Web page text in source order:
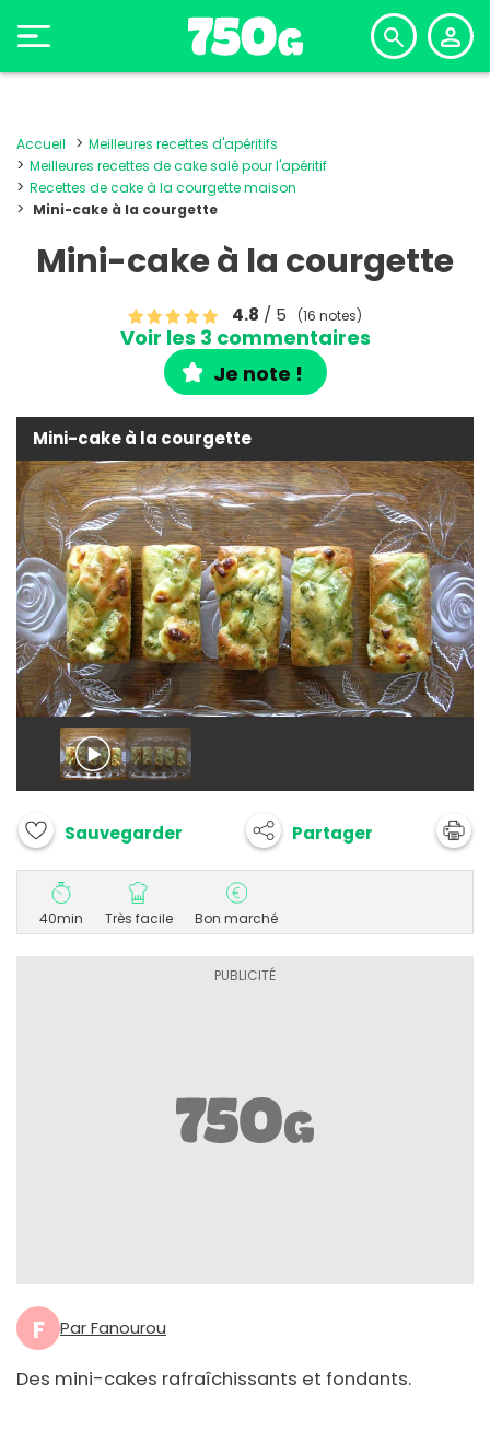
Accueil
Meilleures recettes d'apéritifs
Meilleures recettes de cake salé pour l'apéritif
Recettes de cake à la courgette maison
Mini-cake à la courgette
Mini-cake à la courgette
4.8 / 5 (16 notes)
Voir les 3 commentaires
Je note !
Mini-cake à la courgette
Sauvegarder Partager
40min Très facile Bon marché
F Par Fanourou
Des mini-cakes rafraîchissants et fondants.